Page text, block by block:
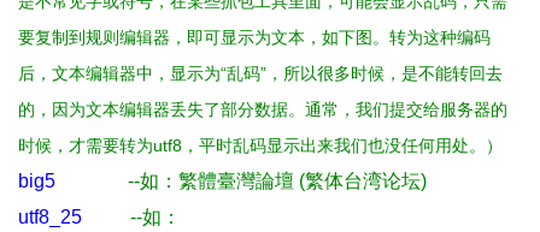
要复制到规则编辑器，即可显示为文本，如下图。转为这种编码
后，文本编辑器中，显示为“乱码”，所以很多时候，是不能转回去
的，因为文本编辑器丢失了部分数据。通常，我们提交给服务器的
时候，才需要转为utf8，平时乱码显示出来我们也没任何用处。）
big5 --如： 繁體臺灣論壇 (繁体台湾论坛)
utf8_25 --如：